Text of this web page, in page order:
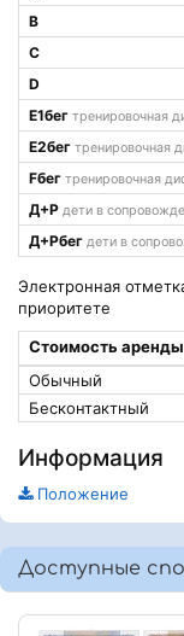
B
C
D
E1бег тренировочная
E2бег тренировочная
Fбег тренировочная
Д+Р дети в
Д+Рбег дети в
Электронная
приоритете
Стоимость
Обычный
Бесконтактный
Информация
Положение
Доступные